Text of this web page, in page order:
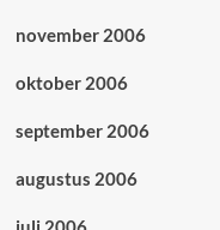
november 2006
oktober 2006
september 2006
augustus 2006